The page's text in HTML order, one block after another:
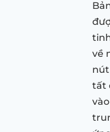
về
nút
tất